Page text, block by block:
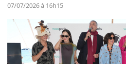
07/07/2026 à 16h15